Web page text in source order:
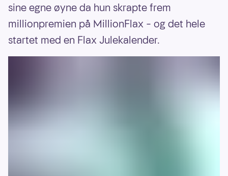
sine egne øyne da hun skrapte frem
millionpremien på MillionFlax – og det hele
startet med en Flax Julekalender.